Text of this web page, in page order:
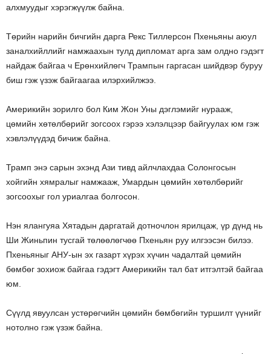
алхмуудыг хэрэгжүүлж байна.
Төрийн нарийн бичгийн дарга Рекс Тиллерсон Пхеньяны аюул
заналхийллийг намжаахын тулд дипломат арга зам олдно гэдэгт
найдаж байгаа ч Ерөнхийлөгч Трампын гаргасан шийдвэр буруу
биш гэж үзэж байгаагаа илэрхийлжээ.
Америкийн зорилго бол Ким Жон Уны дэглэмийг нурааж,
цөмийн хөтөлбөрийг зогсоох гэрээ хэлэлцээр байгуулах юм гэж
хэвлэлүүдэд бичиж байна.
Трамп энэ сарын эхэнд Ази тивд айлчлахдаа Солонгосын
хойгийн хямралыг намжааж, Умардын цөмийн хөтөлбөрийг
зогсоохыг гол уриалгаа болгосон.
Нэн ялангуяа Хятадын даргатай дотночлон ярилцаж, үр дүнд нь
Ши Жиньпин тусгай төлөөлөгчөө Пхеньян руу илгээсэн билээ.
Пхеньяныг АНУ-ын эх газарт хүрэх хүчин чадалтай цөмийн
бөмбөг зохиож байгаа гэдэгт Америкийн тал бат итгэлтэй байгаа
юм.
Сүүлд явуулсан устөрөгчийн цөмийн бөмбөгийн туршилт үүнийг
нотолно гэж үзэж байна.